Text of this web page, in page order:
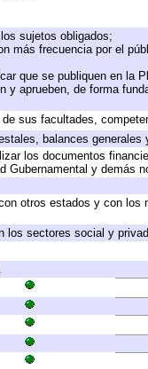
sujetos obligados;
más frecuencia por el
que se publiquen en la
aprueben, de forma
sus facultades,
balances generales
los documentos
Gubernamental y demás
otros estados y con
los sectores social y